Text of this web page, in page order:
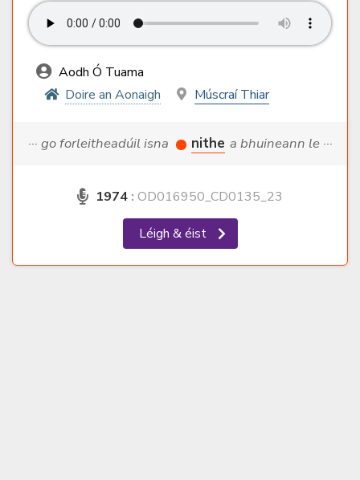
Aodh Ó Tuama
Doire an Aonaigh
Múscraí Thiar
··· go forleitheadúil isna nithe a bhuineann le ···
1974 : OD016950_CD0135_23
Léigh & éist